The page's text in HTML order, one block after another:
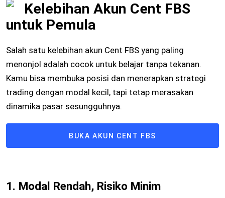
Kelebihan Akun Cent FBS
untuk Pemula
Salah satu kelebihan akun Cent FBS yang paling
menonjol adalah cocok untuk belajar tanpa tekanan.
Kamu bisa membuka posisi dan menerapkan strategi
trading dengan modal kecil, tapi tetap merasakan
dinamika pasar sesungguhnya.
BUKA AKUN CENT FBS
1. Modal Rendah, Risiko Minim